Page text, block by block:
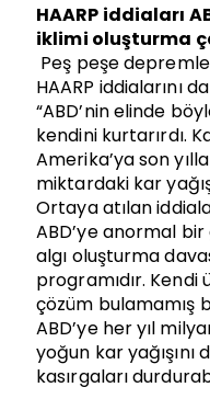
HAARP iddiaları
iklimi oluşturma
Peş peşe
HAARP iddialarını
“ABD’nin elinde
kendini kurtarırdı.
Amerika’ya son
miktardaki kar
Ortaya atılan
ABD’ye anormal
algı oluşturma
programıdır. Kendi
çözüm bulamamış
ABD’ye her yıl
yoğun kar
kasırgaları